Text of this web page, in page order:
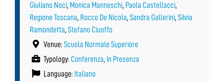
Giuliano Noci, Monica Manneschi, Paola Castellacci,
Regione Toscana, Rocco De Nicola, Sandra Gallerini, Silvia
Ramondetta, Stefano Ciuoffo
Venue: Scuola Normale Superiore
Typology: Conferenza, In Presenza
Language: Italiano